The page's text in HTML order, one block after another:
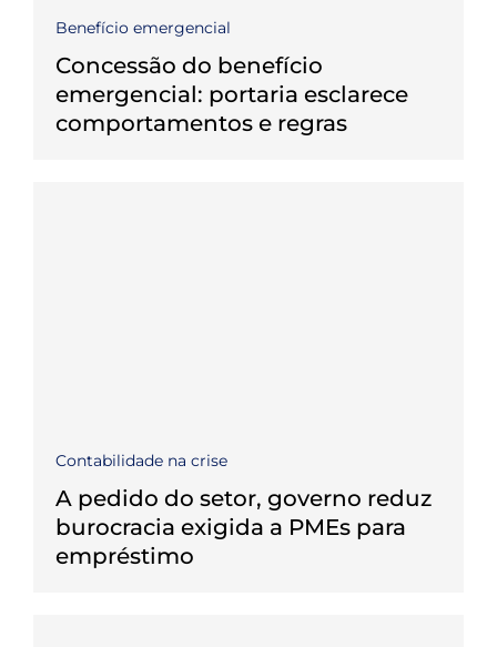
Benefício emergencial
Concessão do benefício
emergencial: portaria esclarece
comportamentos e regras
Contabilidade na crise
A pedido do setor, governo reduz
burocracia exigida a PMEs para
empréstimo